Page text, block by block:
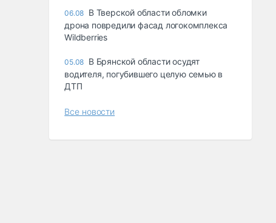
06.08 В Тверской области обломки
дрона повредили фасад логокомплекса
Wildberries
05.08 В Брянской области осудят
водителя, погубившего целую семью в
ДТП
Все новости